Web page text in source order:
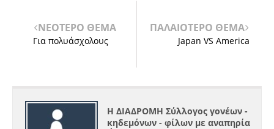
ΝΕΟΤΕΡΟ ΘΕΜΑ
Για πολυάσχολους
ΠΑΛΑΙΟΤΕΡΟ ΘΕΜΑ
Japan VS America
Η ΔΙΑΔΡΟΜΗ Σύλλογος γονέων -
κηδεμόνων - φίλων με αναπηρία